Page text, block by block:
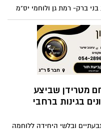
ובלשי היחידה ללוחמה
בחשד למעשים מגונים בגינות
בחשד שסימם צעירה
כדי מעשה מגונה
ברק - רמת גן עצרו גבר
מינית באישה בדירתה
נוסף בפרשת השוד
בפשיעה של משטרת מרחב
עם שני שב״חים במעורבות